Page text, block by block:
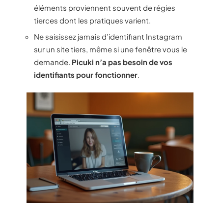
éléments proviennent souvent de régies
tierces dont les pratiques varient.
Ne saisissez jamais d’identifiant Instagram
sur un site tiers, même si une fenêtre vous le
demande. Picuki n’a pas besoin de vos
identifiants pour fonctionner.